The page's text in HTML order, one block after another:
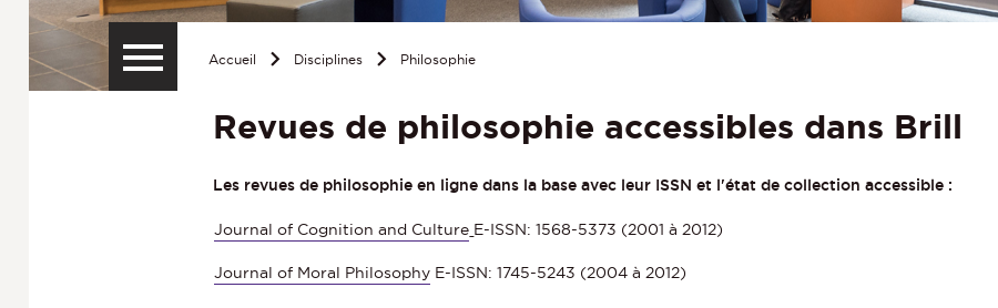
Accueil Disciplines Philosophie
Revues de philosophie accessibles dans Brill
Les revues de philosophie en ligne dans la base avec leur ISSN et l'état de collection accessible :
Journal of Cognition and Culture E-ISSN: 1568-5373 (2001 à 2012)
Journal of Moral Philosophy E-ISSN: 1745-5243 (2004 à 2012)